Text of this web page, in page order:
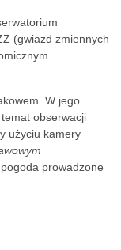
(gwiazd zmiennych
W jego
obserwacji
użyciu kamery
prowadzone